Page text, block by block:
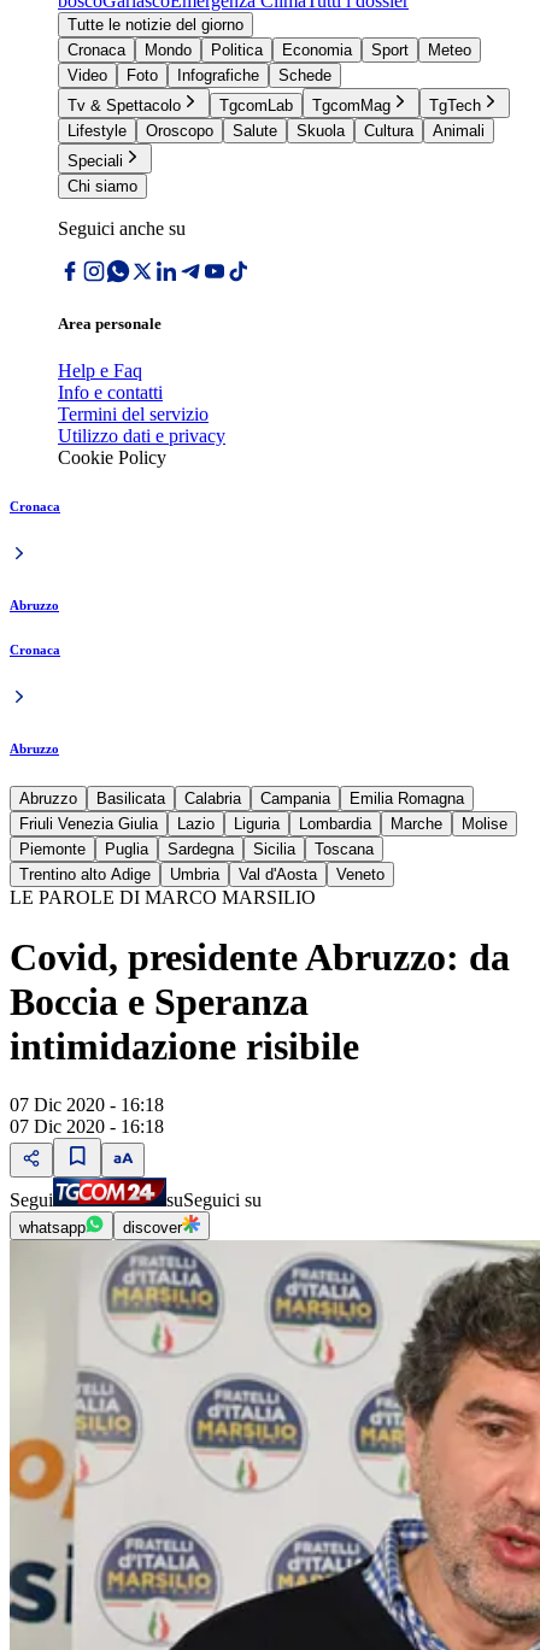
Tutte le notizie del giorno
Cronaca
Mondo Politica Economia Sport
Meteo
Video
Foto Infografiche
Schede
Tv & Spettacolo
TgcomLab TgcomMag
TgTech
Lifestyle
Oroscopo Salute Skuola Cultura
Animali
Speciali
Chi siamo
Seguici anche su
Area personale
Help e Faq
Info e contatti
Termini del servizio
Utilizzo dati e privacy
Cookie Policy
Cronaca
Abruzzo
Cronaca
Abruzzo
Abruzzo Basilicata Calabria Campania
Emilia Romagna
Friuli Venezia Giulia
Lazio Liguria Lombardia Marche
Molise
Piemonte
Puglia Sardegna Sicilia
Toscana
Trentino alto Adige
Umbria Val d'Aosta Veneto
LE PAROLE DI MARCO MARSILIO
Covid, presidente Abruzzo: da
Boccia e Speranza
intimidazione risibile
07 Dic 2020 - 16:18
07 Dic 2020 - 16:18
Segui suSeguici su
whatsapp discover